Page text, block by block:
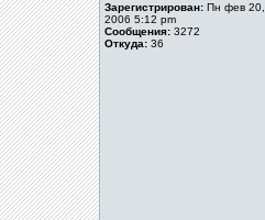
Зарегистрирован: Пн фев 20,
2006 5:12 pm
Сообщения: 3272
Откуда: 36